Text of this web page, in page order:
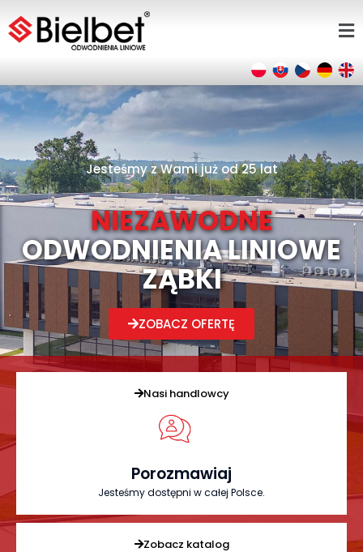
Jesteśmy z Wami już od 25 lat
NIEZAWODNE
ODWODNIENIA LINIOWE
ZĄBKI
ZOBACZ OFERTĘ
Nasi handlowcy
Porozmawiaj
Jesteśmy dostępni w całej Polsce.
Zobacz katalog